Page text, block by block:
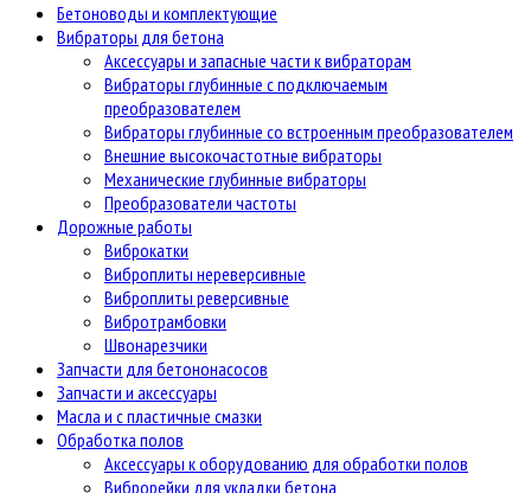
Бетоноводы и комплектующие
Вибраторы для бетона
Аксессуары и запасные части к вибраторам
Вибраторы глубинные с подключаемым
преобразователем
Вибраторы глубинные со встроенным преобразователем
Внешние высокочастотные вибраторы
Механические глубинные вибраторы
Преобразователи частоты
Дорожные работы
Виброкатки
Виброплиты нереверсивные
Виброплиты реверсивные
Вибротрамбовки
Швонарезчики
Запчасти для бетононасосов
Запчасти и аксессуары
Масла и с пластичные смазки
Обработка полов
Аксессуары к оборудованию для обработки полов
Виброрейки для укладки бетона